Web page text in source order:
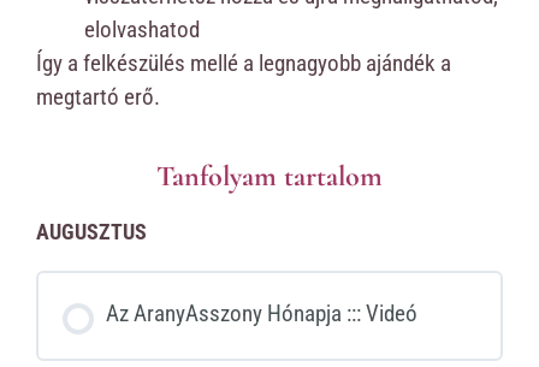
elolvashatod
Így a felkészülés mellé a legnagyobb ajándék a
megtartó erő.
Tanfolyam tartalom
AUGUSZTUS
Az AranyAsszony Hónapja ::: Videó